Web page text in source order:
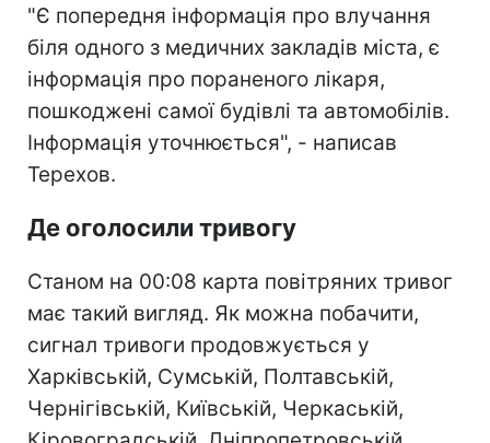
"Є попередня інформація про влучання
біля одного з медичних закладів міста, є
інформація про пораненого лікаря,
пошкоджені самої будівлі та автомобілів.
Інформація уточнюється", - написав
Терехов.
Де оголосили тривогу
Станом на 00:08 карта повітряних тривог
має такий вигляд. Як можна побачити,
сигнал тривоги продовжується у
Харківській, Сумській, Полтавській,
Чернігівській, Київській, Черкаській,